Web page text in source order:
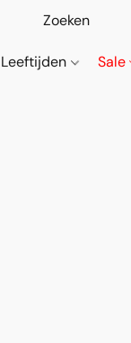
Leeftijden Sale